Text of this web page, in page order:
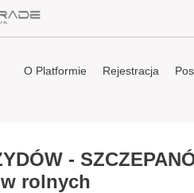
O Platformie Rejestracja
-
rolnych